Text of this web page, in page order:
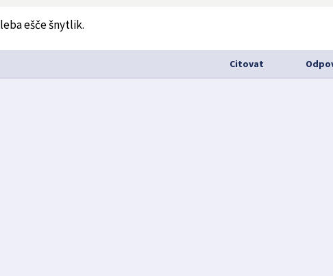
ešče šnytlik.
Citovat